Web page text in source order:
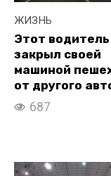
ЖИЗНЬ
Этот водитель
закрыл своей
машиной
от другого
687